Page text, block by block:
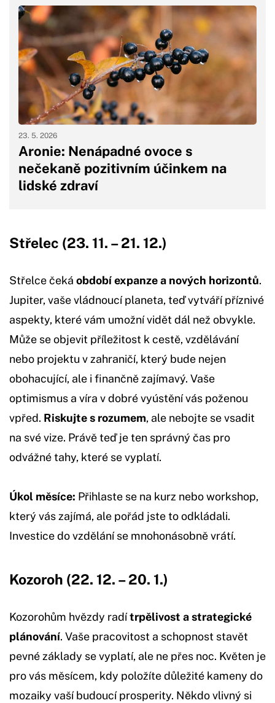
Aronie: Nenápadné ovoce s
nečekaně pozitivním účinkem na
lidské zdraví
23. 5. 2026
Střelec (23. 11. – 21. 12.)
Střelce čeká období expanze a nových horizontů.
Jupiter, vaše vládnoucí planeta, teď vytváří příznivé
aspekty, které vám umožní vidět dál než obvykle.
Může se objevit příležitost k cestě, vzdělávání
nebo projektu v zahraničí, který bude nejen
obohacující, ale i finančně zajímavý. Vaše
optimismus a víra v dobré vyústění vás poženou
vpřed. Riskujte s rozumem, ale nebojte se vsadit
na své vize. Právě teď je ten správný čas pro
odvážné tahy, které se vyplatí.
Úkol měsíce: Přihlaste se na kurz nebo workshop,
který vás zajímá, ale pořád jste to odkládali.
Investice do vzdělání se mnohonásobně vrátí.
Kozoroh (22. 12. – 20. 1.)
Kozorohům hvězdy radítrpělivost a strategické
plánování. Vaše pracovitost a schopnost stavět
pevné základy se vyplatí, ale ne přes noc. Květen je
pro vás měsícem, kdy položíte důležité kameny do
mozaiky vaší budoucí prosperity. Někdo vlivný si